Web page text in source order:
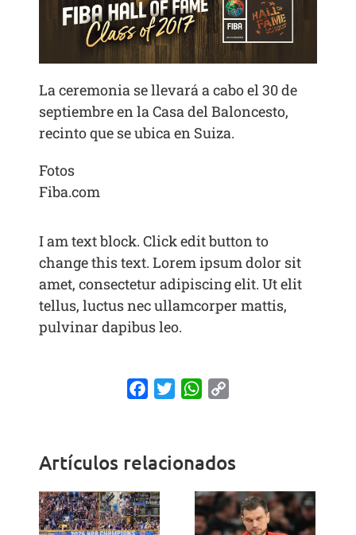
La ceremonia se llevará a cabo el 30 de
septiembre en la Casa del Baloncesto,
recinto que se ubica en Suiza.
Fotos
Fiba.com
I am text block. Click edit button to
change this text. Lorem ipsum dolor sit
amet, consectetur adipiscing elit. Ut elit
tellus, luctus nec ullamcorper mattis,
pulvinar dapibus leo.
FacebookTwitterWhatsApp
Artículos relacionados